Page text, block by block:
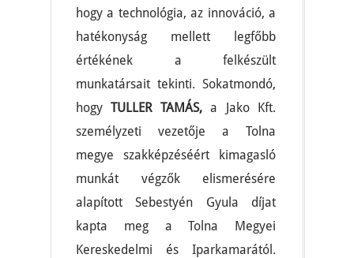
hogy a technológia, az innováció, a
hatékonyság mellett legfőbb
értékének a felkészült
munkatársait tekinti. Sokatmondó,
hogyTULLER TAMÁS,a Jako Kft.
személyzeti vezetője a Tolna
megye szakképzéséért kimagasló
munkát végzők elismerésére
alapított Sebestyén Gyula díjat
kapta meg a Tolna Megyei
Kereskedelmi és Iparkamarától.